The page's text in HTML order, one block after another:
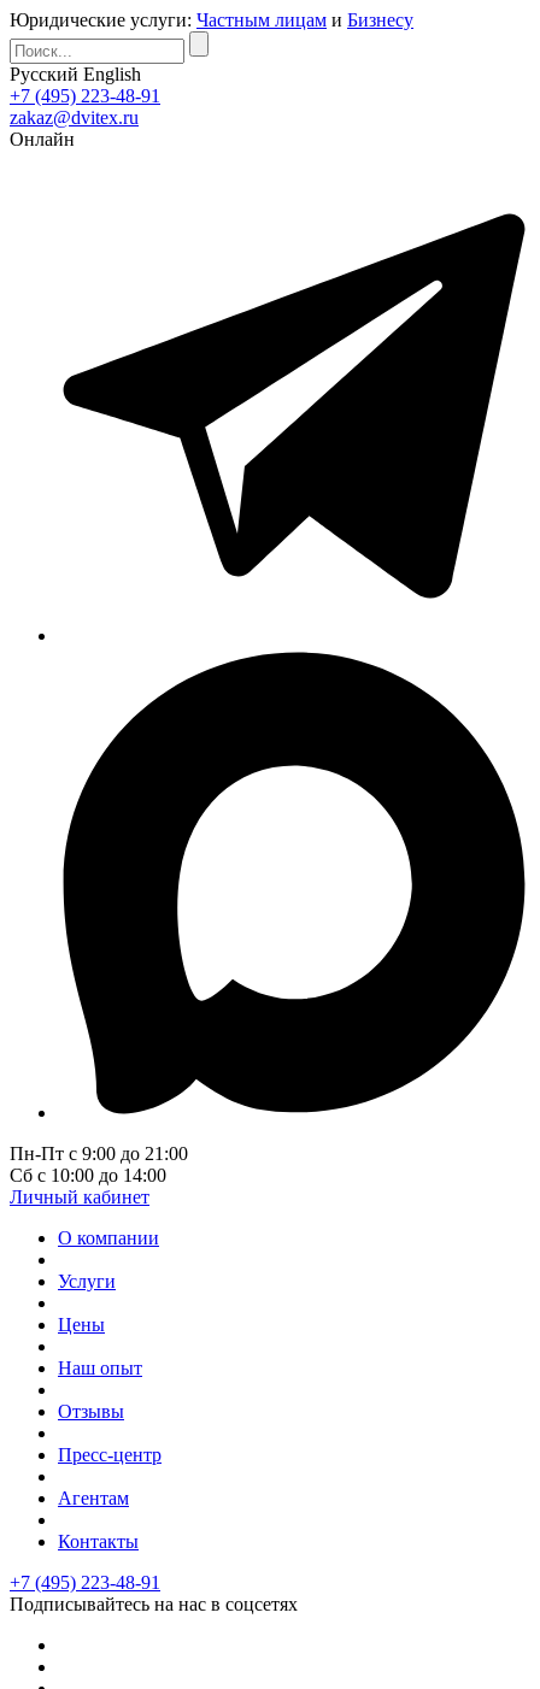
Юридические услуги: Частным лицам и Бизнесу
Русский English
+7 (495) 223-48-91
zakaz@dvitex.ru
Онлайн
Пн-Пт с 9:00 до 21:00
Сб с 10:00 до 14:00
Личный кабинет
О компании
Услуги
Цены
Наш опыт
Отзывы
Пресс-центр
Агентам
Контакты
+7 (495) 223-48-91
Подписывайтесь на нас в соцсетях